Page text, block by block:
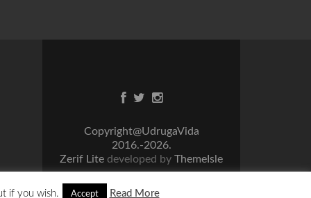
Facebook
TwitterInstagram
Copyright@UdrugaVida
2016.-2026.
Zerif Lite developed by ThemeIsle
if you wish. Accept Read More